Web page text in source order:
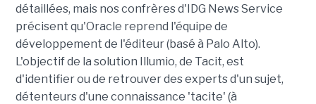
détaillées, mais nos confrères d'IDG News Service
précisent qu'Oracle reprend l'équipe de
développement de l'éditeur (basé à Palo Alto).
L'objectif de la solution Illumio, de Tacit, est
d'identifier ou de retrouver des experts d'un sujet,
détenteurs d'une connaissance 'tacite' (à